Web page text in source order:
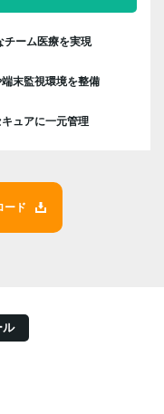
チーム医療を実現
末監視環境を整備
ュアに一元管理
ード